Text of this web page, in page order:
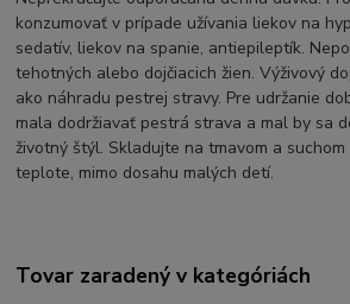
konzumovať v prípade užívania liekov na
sedatív, liekov na spanie, antiepileptík.
tehotných alebo dojčiacich žien. Výživový
ako náhradu pestrej stravy. Pre udržanie
mala dodržiavať pestrá strava a mal by sa
životný štýl. Skladujte na tmavom a
teplote, mimo dosahu malých detí.
Tovar zaradený v kategóriách